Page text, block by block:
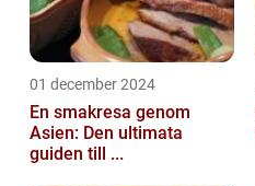
01 december 2024
En smakresa genom
Asien: Den ultimata
guiden till ...